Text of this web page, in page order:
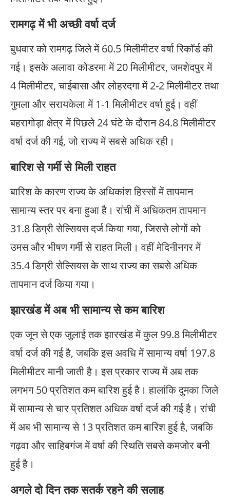
रामगढ़ में भी अच्छी वर्षा दर्ज
बुधवार को रामगढ़ जिले में 60.5 मिलीमीटर वर्षा रिकॉर्ड की
गई। इसके अलावा कोडरमा में 20 मिलीमीटर, जमशेदपुर में
4 मिलीमीटर, चाईबासा और लोहरदगा में 2-2 मिलीमीटर तथा
गुमला और सरायकेला में 1-1 मिलीमीटर वर्षा हुई। वहीं
बहरागोड़ा क्षेत्र में पिछले 24 घंटे के दौरान 84.8 मिलीमीटर
वर्षा दर्ज की गई, जो राज्य में सबसे अधिक रही।
बारिश से गर्मी से मिली राहत
बारिश के कारण राज्य के अधिकांश हिस्सों में तापमान
सामान्य स्तर पर बना हुआ है। रांची में अधिकतम तापमान
31.8 डिग्री सेल्सियस दर्ज किया गया, जिससे लोगों को
उमस और भीषण गर्मी से राहत मिली। वहीं मेदिनीनगर में
35.4 डिग्री सेल्सियस के साथ राज्य का सबसे अधिक
तापमान दर्ज किया गया।
झारखंड में अब भी सामान्य से कम बारिश
एक जून से एक जुलाई तक झारखंड में कुल 99.8 मिलीमीटर
वर्षा दर्ज की गई है, जबकि इस अवधि में सामान्य वर्षा 197.8
मिलीमीटर मानी जाती है। इस प्रकार राज्य में अब तक
लगभग 50 प्रतिशत कम बारिश हुई है। हालांकि दुमका जिले
में सामान्य से चार प्रतिशत अधिक वर्षा दर्ज की गई है। रांची
में अब भी सामान्य से 13 प्रतिशत कम बारिश हुई है, जबकि
गढ़वा और साहिबगंज में वर्षा की स्थिति सबसे कमजोर बनी
हुई है।
अगले दो दिन तक सतर्क रहने की सलाह